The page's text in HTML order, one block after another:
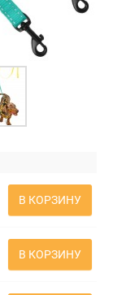
В КОРЗИНУ
В КОРЗИНУ